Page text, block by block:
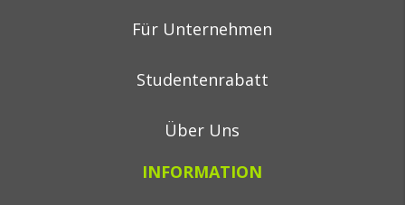
Für Unternehmen
Studentenrabatt
Über Uns
INFORMATION